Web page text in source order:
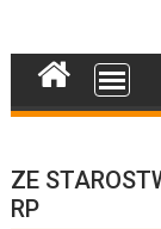
ZE
RP